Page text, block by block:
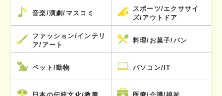
音楽/演劇/マスコミ
スポーツ/エクササイ
ズ/アウトドア
ファッション/インテリ
ア/アート
料理/お菓子/パン
ペット/動物 パソコン/IT